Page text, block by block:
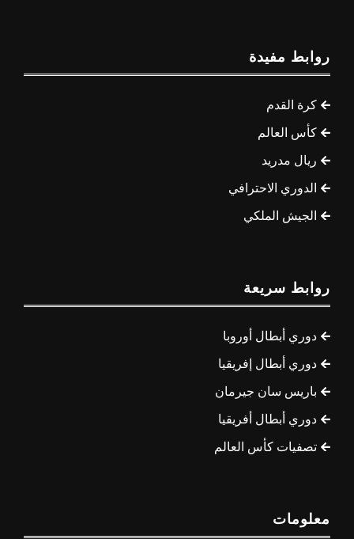
روابط مفيدة
كرة القدم
كأس العالم
ريال مدريد
الدوري الاحترافي
الجيش الملكي
روابط سريعة
دوري أبطال أوروبا
دوري أبطال إفريقيا
باريس سان جيرمان
دوري أبطال أفريقيا
تصفيات كأس العالم
معلومات